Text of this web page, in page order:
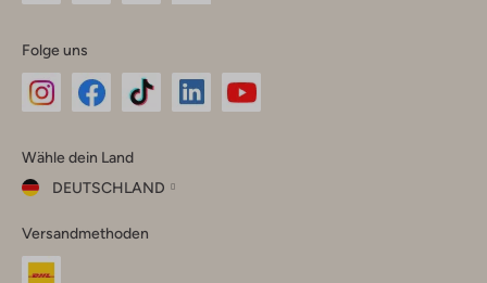
Folge uns
Instagram
Facebook
TikTok
Wähle dein Land
DEUTSCHLAND
dein
Land
Versandmethoden